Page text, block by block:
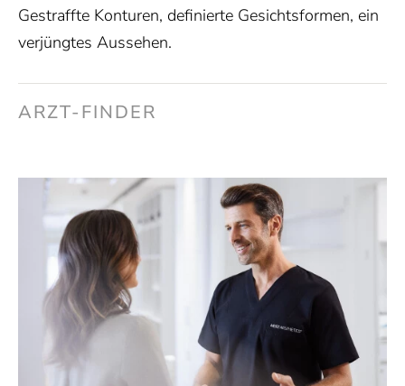
Gestraffte Konturen, definierte Gesichtsformen, ein
verjüngtes Aussehen.
ARZT-FINDER